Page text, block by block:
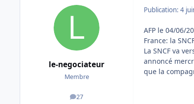
le-negociateur
Membre
27
messages
Publication: 4
AFP le 04/06/
France: la
La SNCF va
annoncé
que la